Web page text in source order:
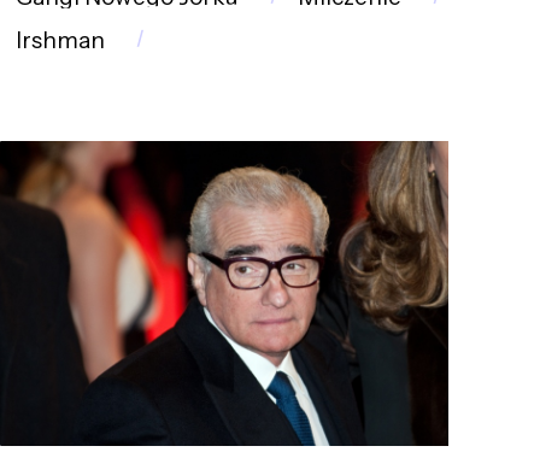
Irshman